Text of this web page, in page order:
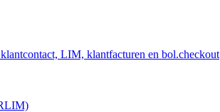
LIM, klantfacturen en bol.checkout